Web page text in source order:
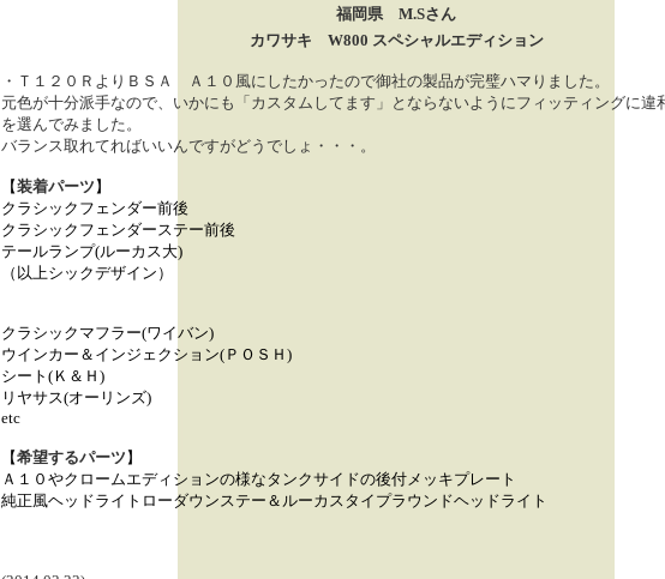
福岡県 M.Sさん
カワサキ W800 スペシャルエディション
・Ｔ１２０ＲよりＢＳＡ Ａ１０風にしたかったので御社の製品が完璧ハマりました。
元色が十分派手なので、いかにも「カスタムしてます」とならないようにフィッティングに違
を選んでみました。
バランス取れてればいいんですがどうでしょ・・・。
【装着パーツ 】
クラシックフェンダー前後
クラシックフェンダーステー前後
テールランプ(ルーカス大)
（以上シックデザイン）
クラシックマフラー(ワイバン)
ウインカー＆インジェクション(ＰＯＳＨ)
シート(Ｋ＆Ｈ)
リヤサス(オーリンズ)
etc
【希望するパーツ 】
Ａ１０やクロームエディションの様なタンクサイドの後付メッキプレート
純正風ヘッドライトローダウンステー＆ルーカスタイプラウンドヘッドライト